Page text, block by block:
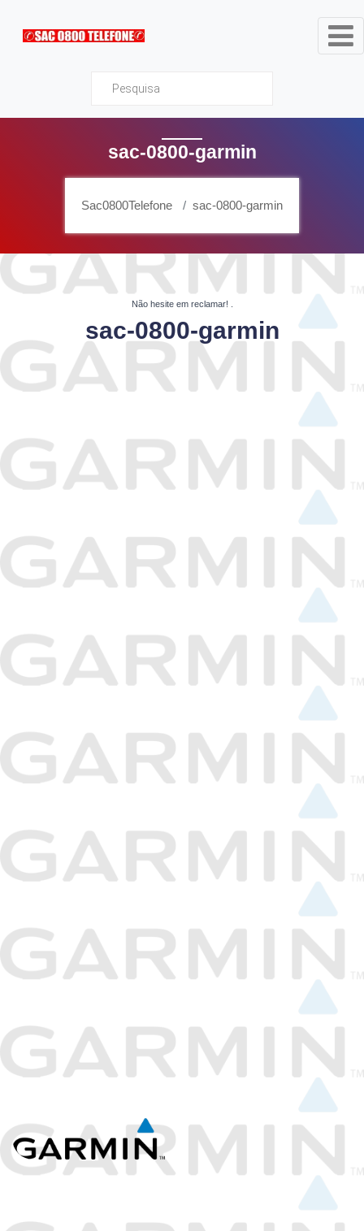
Sac0800Telefone
sac-0800-garmin
Sac0800Telefone sac-0800-garmin
Não hesite em reclamar!
sac-0800-garmin